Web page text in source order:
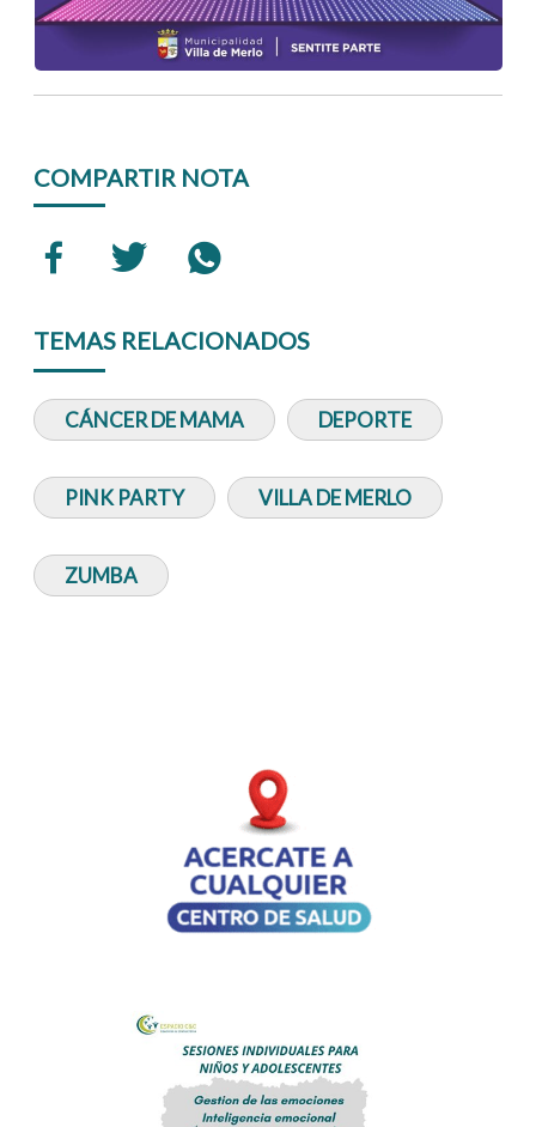
COMPARTIR NOTA
TEMAS RELACIONADOS
CÁNCER DE MAMA DEPORTE
PINK PARTY VILLA DE MERLO
ZUMBA